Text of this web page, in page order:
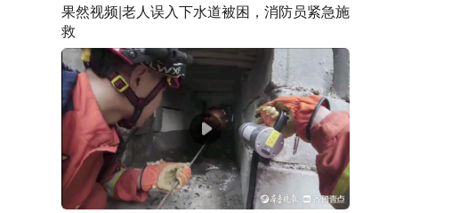
果然视频|老人误入下水道被困，消防员紧急施
救